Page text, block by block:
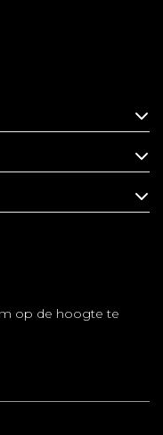
op de hoogte te